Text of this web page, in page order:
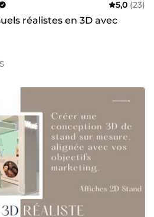
5,0 (23)
réalistes en 3D avec